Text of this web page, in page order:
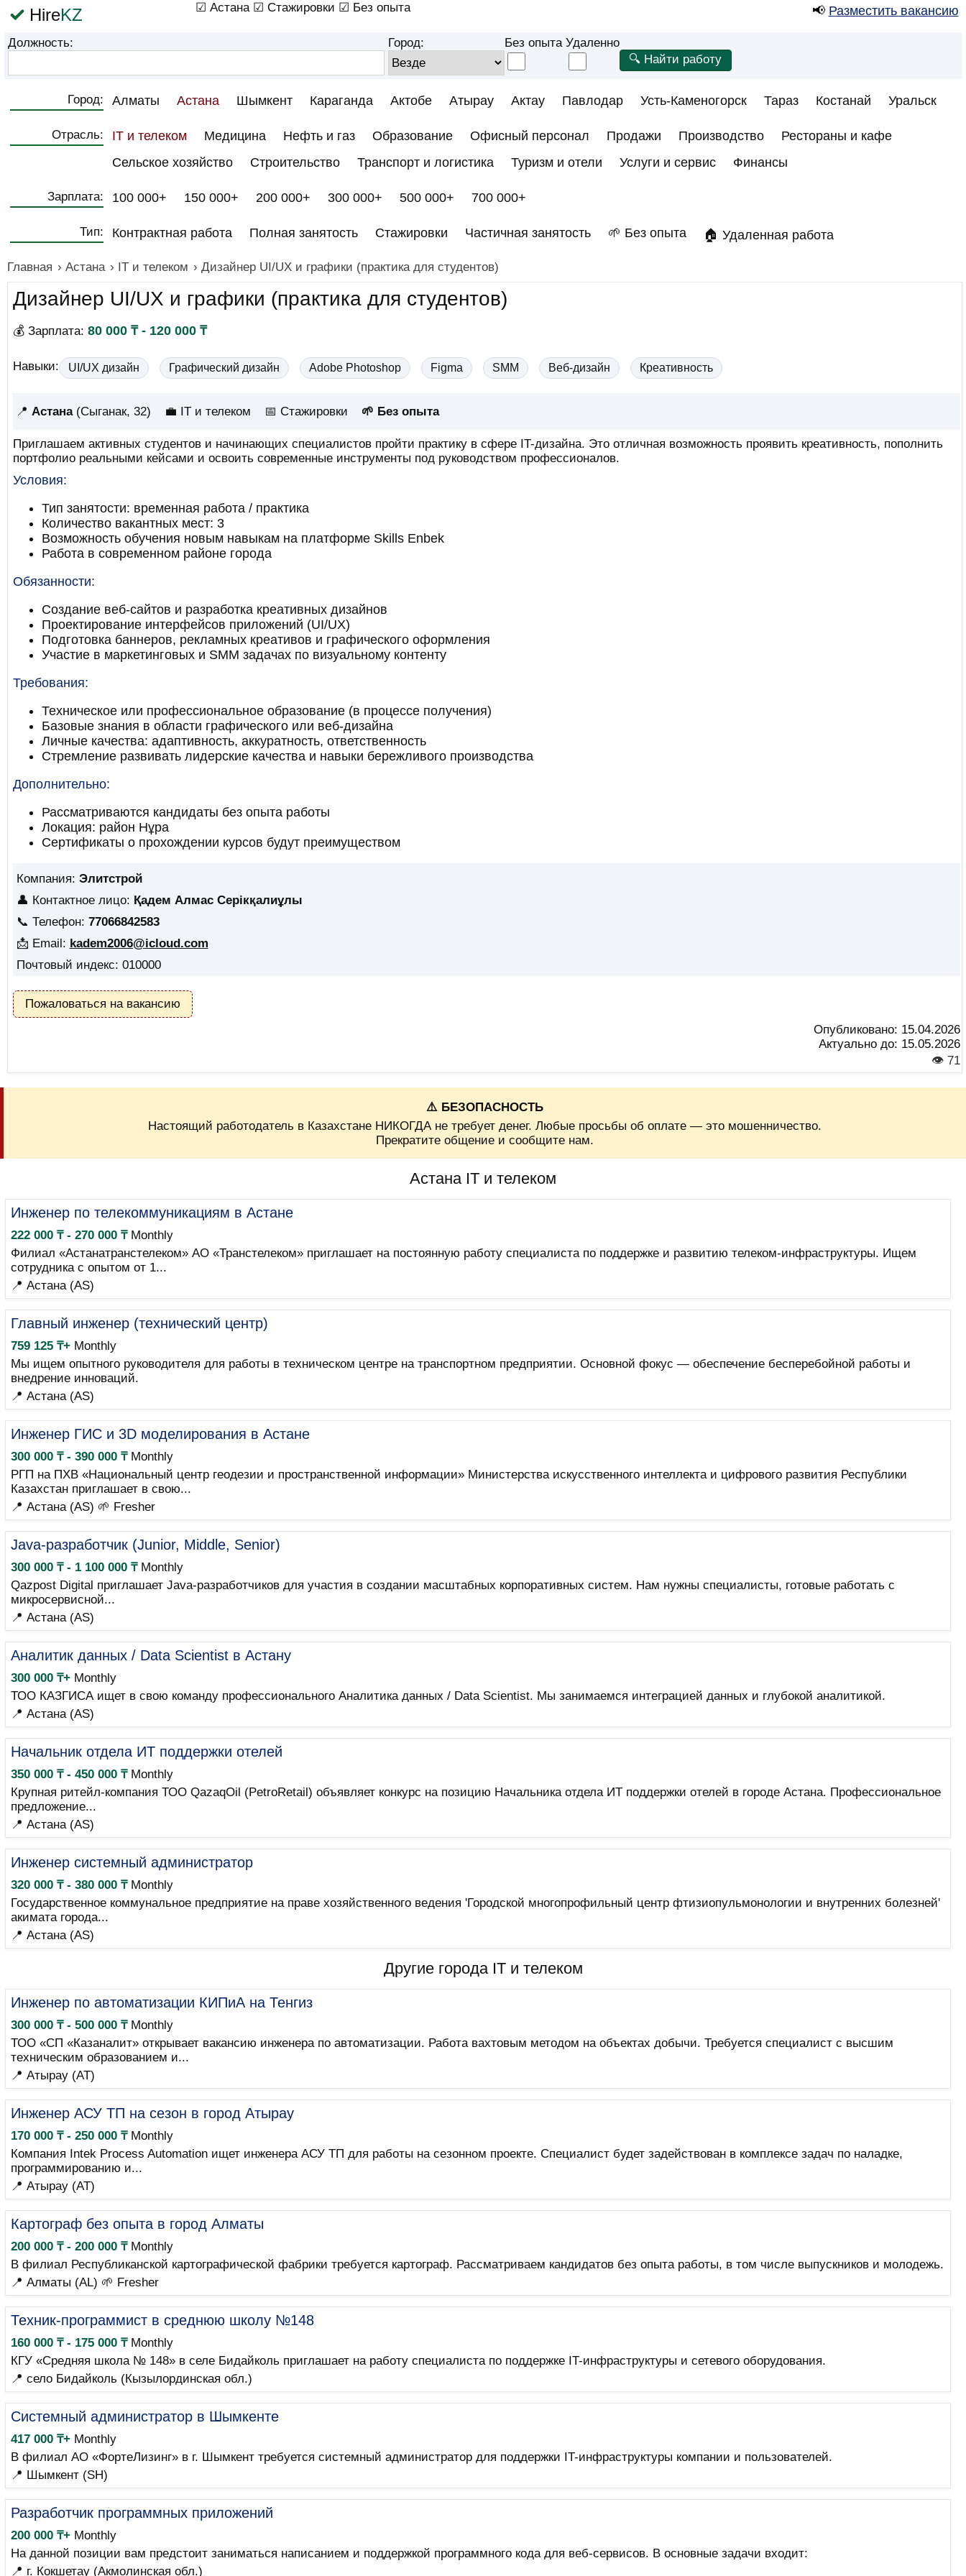
HireKZ ☑ Астана ☑ Стажировки ☑ Без опыта 📢 Разместить вакансию
Должность: Город: Без опыта Удаленно
Город: Алматы Астана Шымкент Караганда Актобе Атырау Актау Павлодар Усть-Каменогорск Тараз Костанай Уральск
Отрасль: IT и телеком Медицина Нефть и газ Образование Офисный персонал Продажи Производство
Рестораны и кафе
Сельское хозяйство
Строительство Транспорт и логистика Туризм и отели Услуги и сервис Финансы
Зарплата: 100 000+ 150 000+ 200 000+ 300 000+ 500 000+ 700 000+
Тип: Контрактная работа Полная занятость Стажировки Частичная занятость 🌱 Без опыта 🏠 Удаленная работа
Главная › Астана › IT и телеком › Дизайнер UI/UX и графики (практика для студентов)
Дизайнер UI/UX и графики (практика для студентов)
💰 Зарплата: 80 000 ₸ - 120 000 ₸
Навыки: UI/UX дизайн Графический дизайн Adobe Photoshop Figma SMM Веб-дизайн Креативность
📍 Астана(Сыганак, 32) 💼 IT и телеком 📅 Стажировки 🌱 Без опыта
Приглашаем активных студентов и начинающих специалистов пройти практику в сфере IT-дизайна. Это отличная возможность проявить креативность, пополнить
портфолио реальными кейсами и освоить современные инструменты под руководством профессионалов.
Условия:
Тип занятости: временная работа / практика
Количество вакантных мест: 3
Возможность обучения новым навыкам на платформе Skills Enbek
Работа в современном районе города
Обязанности:
Создание веб-сайтов и разработка креативных дизайнов
Проектирование интерфейсов приложений (UI/UX)
Подготовка баннеров, рекламных креативов и графического оформления
Участие в маркетинговых и SMM задачах по визуальному контенту
Требования:
Техническое или профессиональное образование (в процессе получения)
Базовые знания в области графического или веб-дизайна
Личные качества: адаптивность, аккуратность, ответственность
Стремление развивать лидерские качества и навыки бережливого производства
Дополнительно:
Рассматриваются кандидаты без опыта работы
Локация: район Нұра
Сертификаты о прохождении курсов будут преимуществом
Компания: Элитстрой
👤 Контактное лицо: Қадем Алмас Серікқалиұлы
📞 Телефон: 77066842583
📩 Email: kadem2006@icloud.com
Почтовый индекс: 010000
Пожаловаться на вакансию
Опубликовано: 15.04.2026
Актуально до: 15.05.2026
👁 71
⚠️ БЕЗОПАСНОСТЬ
Настоящий работодатель в Казахстане НИКОГДА не требует денег. Любые просьбы об оплате — это мошенничество.
Прекратите общение и сообщите нам.
Астана IT и телеком
Инженер по телекоммуникациям в Астане
222 000 ₸ - 270 000 ₸Monthly
Филиал «Астанатранстелеком» АО «Транстелеком» приглашает на постоянную работу специалиста по поддержке и развитию телеком-инфраструктуры. Ищем
сотрудника с опытом от 1...
📍 Астана (AS)
Главный инженер (технический центр)
759 125 ₸+ Monthly
Мы ищем опытного руководителя для работы в техническом центре на транспортном предприятии. Основной фокус — обеспечение бесперебойной работы и
внедрение инноваций.
📍 Астана (AS)
Инженер ГИС и 3D моделирования в Астане
300 000 ₸ - 390 000 ₸Monthly
РГП на ПХВ «Национальный центр геодезии и пространственной информации» Министерства искусственного интеллекта и цифрового развития Республики
Казахстан приглашает в свою...
📍 Астана (AS) 🌱 Fresher
Java-разработчик (Junior, Middle, Senior)
300 000 ₸ - 1 100 000 ₸Monthly
Qazpost Digital приглашает Java-разработчиков для участия в создании масштабных корпоративных систем. Нам нужны специалисты, готовые работать с
микросервисной...
📍 Астана (AS)
Аналитик данных / Data Scientist в Астану
300 000 ₸+ Monthly
ТОО КАЗГИСА ищет в свою команду профессионального Аналитика данных / Data Scientist. Мы занимаемся интеграцией данных и глубокой аналитикой.
📍 Астана (AS)
Начальник отдела ИТ поддержки отелей
350 000 ₸ - 450 000 ₸Monthly
Крупная ритейл-компания ТОО QazaqOil (PetroRetail) объявляет конкурс на позицию Начальника отдела ИТ поддержки отелей в городе Астана. Профессиональное
предложение...
📍 Астана (AS)
Инженер системный администратор
320 000 ₸ - 380 000 ₸Monthly
Государственное коммунальное предприятие на праве хозяйственного ведения 'Городской многопрофильный центр фтизиопульмонологии и внутренних болезней'
акимата города...
📍 Астана (AS)
Другие города IT и телеком
Инженер по автоматизации КИПиА на Тенгиз
300 000 ₸ - 500 000 ₸Monthly
ТОО «СП «Казаналит» открывает вакансию инженера по автоматизации. Работа вахтовым методом на объектах добычи. Требуется специалист с высшим
техническим образованием и...
📍 Атырау (AT)
Инженер АСУ ТП на сезон в город Атырау
170 000 ₸ - 250 000 ₸Monthly
Компания Intek Process Automation ищет инженера АСУ ТП для работы на сезонном проекте. Специалист будет задействован в комплексе задач по наладке,
программированию и...
📍 Атырау (AT)
Картограф без опыта в город Алматы
200 000 ₸ - 200 000 ₸Monthly
В филиал Республиканской картографической фабрики требуется картограф. Рассматриваем кандидатов без опыта работы, в том числе выпускников и молодежь.
📍 Алматы (AL) 🌱 Fresher
Техник-программист в среднюю школу №148
160 000 ₸ - 175 000 ₸Monthly
КГУ «Средняя школа № 148» в селе Бидайколь приглашает на работу специалиста по поддержке IT-инфраструктуры и сетевого оборудования.
📍 село Бидайколь (Кызылординская обл.)
Системный администратор в Шымкенте
417 000 ₸+ Monthly
В филиал АО «ФортеЛизинг» в г. Шымкент требуется системный администратор для поддержки IT-инфраструктуры компании и пользователей.
📍 Шымкент (SH)
Разработчик программных приложений
200 000 ₸+ Monthly
На данной позиции вам предстоит заниматься написанием и поддержкой программного кода для веб-сервисов. В основные задачи входит:
📍 г. Кокшетау (Акмолинская обл.)